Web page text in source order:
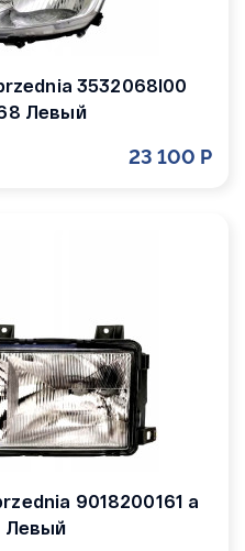
3532068l00
Левый
23 100 Р
9018200161 a
Левый